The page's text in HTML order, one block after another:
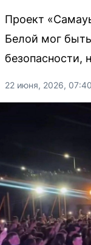
Проект
Белой мог
безопасности,
22 июня, 2026, 07:40